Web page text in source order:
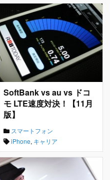
SoftBank vs au vs ドコ
モ LTE速度対決！【11月
版】
スマートフォン
iPhone, キャリア